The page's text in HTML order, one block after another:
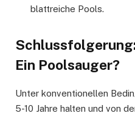
blattreiche Pools.
Ein Poolsauger?
Unter konventionellen
5-10 Jahre halten und von